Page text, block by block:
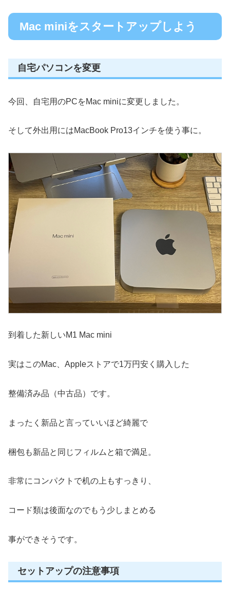
Mac miniをスタートアップしよう
自宅パソコンを変更
今回、自宅用のPCをMac miniに変更しました。
そして外出用にはMacBook Pro13インチを使う事に。
到着した新しいM1 Mac mini
実はこのMac、Appleストアで1万円安く購入した
整備済み品（中古品）です。
まったく新品と言っていいほど綺麗で
梱包も新品と同じフィルムと箱で満足。
非常にコンパクトで机の上もすっきり、
コード類は後面なのでもう少しまとめる
事ができそうです。
セットアップの注意事項